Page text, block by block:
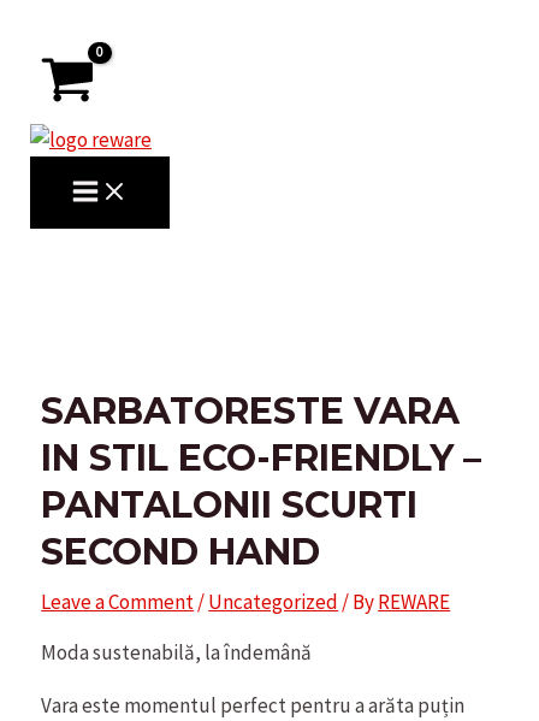
content
MAIN
MENU
SARBATORESTE VARA
IN STIL ECO-FRIENDLY –
PANTALONII SCURTI
SECOND HAND
Leave a Comment/Uncategorized/ ByREWARE
Moda sustenabilă, la îndemână
Vara este momentul perfect pentru a arăta puțin